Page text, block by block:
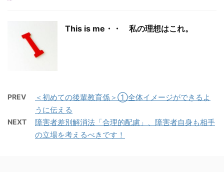
This is me・・ 私の理想はこれ。
PREV
＜初めての後輩教育係＞①全体イメージができるよ
うに伝える
NEXT
障害者差別解消法「合理的配慮」、障害者自身も相手
の立場を考えるべきです！